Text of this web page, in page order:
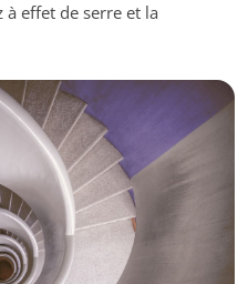
à effet de serre et la